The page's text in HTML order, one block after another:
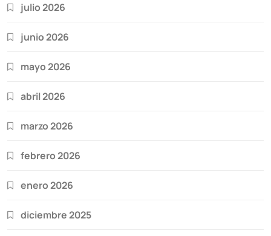
julio 2026
junio 2026
mayo 2026
abril 2026
marzo 2026
febrero 2026
enero 2026
diciembre 2025